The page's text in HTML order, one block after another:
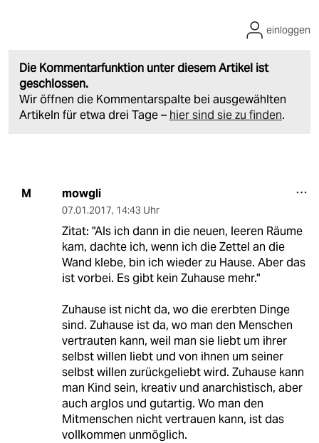
Die Kommentarfunktion unter diesem Artikel ist
geschlossen.
Wir öffnen die Kommentarspalte bei ausgewählten
Artikeln für etwa drei Tage – hier sind sie zu finden.
einloggen
M mowgli
07.01.2017, 14:43 Uhr
Zitat: "Als ich dann in die neuen, leeren Räume
kam, dachte ich, wenn ich die Zettel an die
Wand klebe, bin ich wieder zu Hause. Aber das
ist vorbei. Es gibt kein Zuhause mehr."
Zuhause ist nicht da, wo die ererbten Dinge
sind. Zuhause ist da, wo man den Menschen
vertrauten kann, weil man sie liebt um ihrer
selbst willen liebt und von ihnen um seiner
selbst willen zurückgeliebt wird. Zuhause kann
man Kind sein, kreativ und anarchistisch, aber
auch arglos und gutartig. Wo man den
Mitmenschen nicht vertrauen kann, ist das
vollkommen unmöglich.